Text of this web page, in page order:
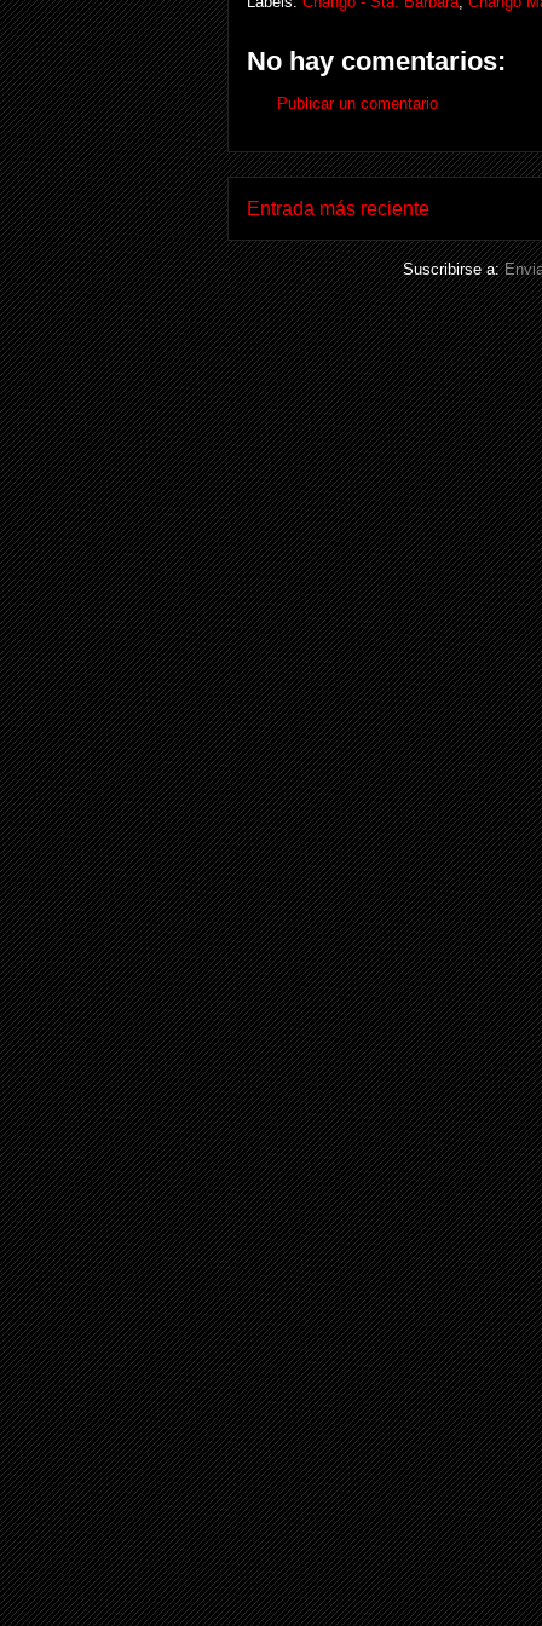
No hay comentarios:
Publicar un comentario
Entrada más reciente
Suscribirse a: